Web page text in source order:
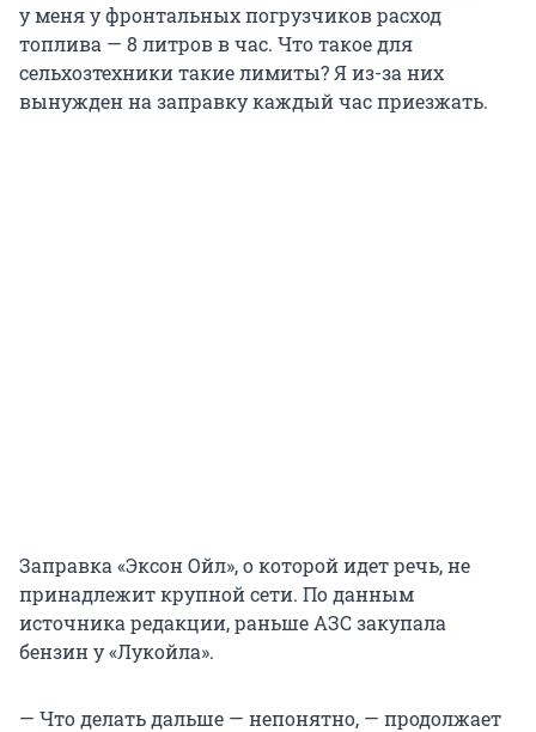
у меня у фронтальных погрузчиков расход
топлива — 8 литров в час. Что такое для
сельхозтехники такие лимиты? Я из-за них
вынужден на заправку каждый час приезжать.
Заправка «Эксон Ойл», о которой идет речь, не
принадлежит крупной сети. По данным
источника редакции, раньше АЗС закупала
бензин у «Лукойла».
— Что делать дальше — непонятно, — продолжает